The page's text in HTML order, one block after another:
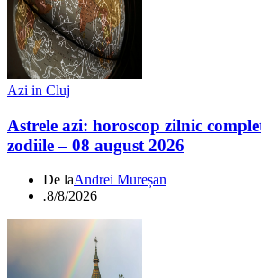
Azi in Cluj
Astrele azi: horoscop zilnic
zodiile – 08 august 2026
De laAndrei Mureșan
.8/8/2026